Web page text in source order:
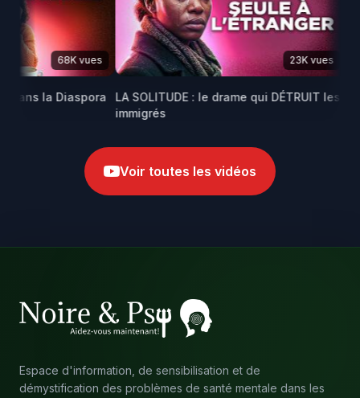
68K vues
la Diaspora
23K vues
LA SOLITUDE : le drame qui DÉTRUIT les
immigrés
Maris
Voir toutes les vidéos
Espace d'information, de sensibilisation et de
démystification des problèmes de santé mentale dans les